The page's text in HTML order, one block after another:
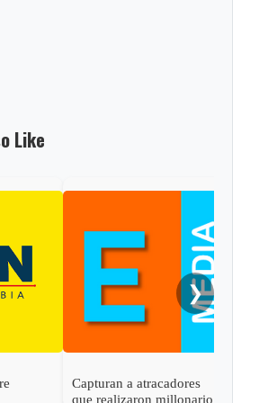
Like
Capturan a atracadores
que realizaron millonario
❯